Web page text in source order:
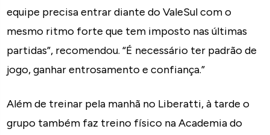
equipe precisa entrar diante do ValeSul com o
mesmo ritmo forte que tem imposto nas últimas
partidas”, recomendou. “É necessário ter padrão de
jogo, ganhar entrosamento e confiança.”
Além de treinar pela manhã no Liberatti, à tarde o
grupo também faz treino físico na Academia do